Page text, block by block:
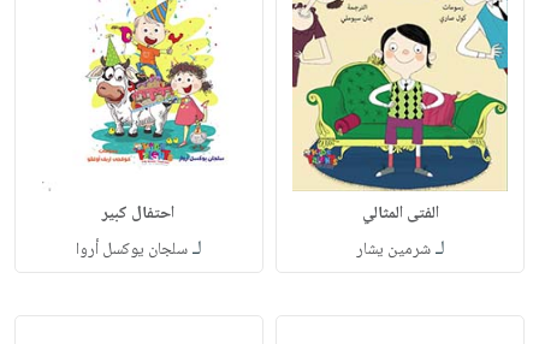
الفتى المثالي
لـشرمين يشار
احتفال كبير
لـسلجان يوكسل أروا